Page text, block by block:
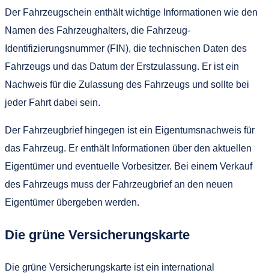
Der Fahrzeugschein enthält wichtige Informationen wie den
Namen des Fahrzeughalters, die Fahrzeug-
Identifizierungsnummer (FIN), die technischen Daten des
Fahrzeugs und das Datum der Erstzulassung. Er ist ein
Nachweis für die Zulassung des Fahrzeugs und sollte bei
jeder Fahrt dabei sein.
Der Fahrzeugbrief hingegen ist ein Eigentumsnachweis für
das Fahrzeug. Er enthält Informationen über den aktuellen
Eigentümer und eventuelle Vorbesitzer. Bei einem Verkauf
des Fahrzeugs muss der Fahrzeugbrief an den neuen
Eigentümer übergeben werden.
Die grüne Versicherungskarte
Die grüne Versicherungskarte ist ein international